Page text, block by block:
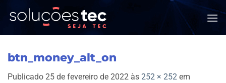
btn_money_alt_on
Publicado 25 de fevereiro de 2022 às 252 × 252 em